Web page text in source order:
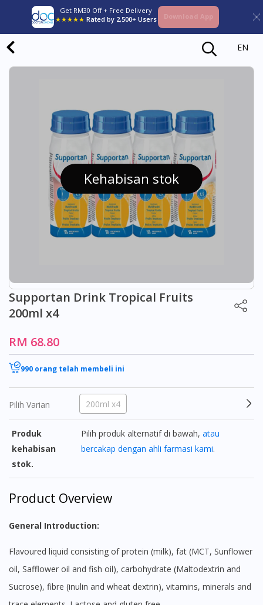
Get RM30 Off + Free Delivery
★★★★★ Rated by 2,500+ Users Download App
EN
Kehabisan stok
Supportan Drink Tropical Fruits
200ml x4
RM 68.80
990 orang telah membeli ini
Pilih Varian 200ml x4
Produk
kehabisan
stok.
Pilih produk alternatif di bawah,atau
bercakap dengan ahli farmasi kami.
Product Overview
General Introduction:
Flavoured liquid consisting of protein (milk), fat (MCT, Sunflower
oil, Safflower oil and fish oil), carbohydrate (Maltodextrin and
Sucrose), fibre (inulin and wheat dextrin), vitamins, minerals and